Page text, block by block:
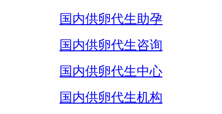
国内供卵代生助孕
国内供卵代生咨询
国内供卵代生中心
国内供卵代生机构